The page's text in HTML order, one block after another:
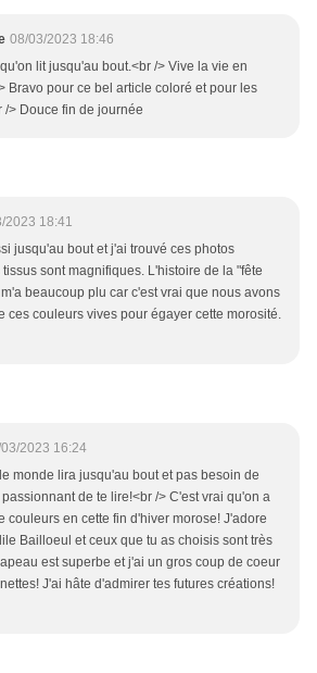
08/03/2023 18:46
lit jusqu'au bout.<br /> Vive la vie en
Bravo pour ce bel article coloré et pour les
/> Douce fin de journée
2023 18:41
jusqu'au bout et j'ai trouvé ces photos
sont magnifiques. L'histoire de la "fête
beaucoup plu car c'est vrai que nous avons
ces couleurs vives pour égayer cette morosité.
2023 16:24
monde lira jusqu'au bout et pas besoin de
de te lire!<br /> C'est vrai qu'on a
couleurs en cette fin d'hiver morose! J'adore
Bailloeul et ceux que tu as choisis sont très
est superbe et j'ai un gros coup de coeur
J'ai hâte d'admirer tes futures créations!